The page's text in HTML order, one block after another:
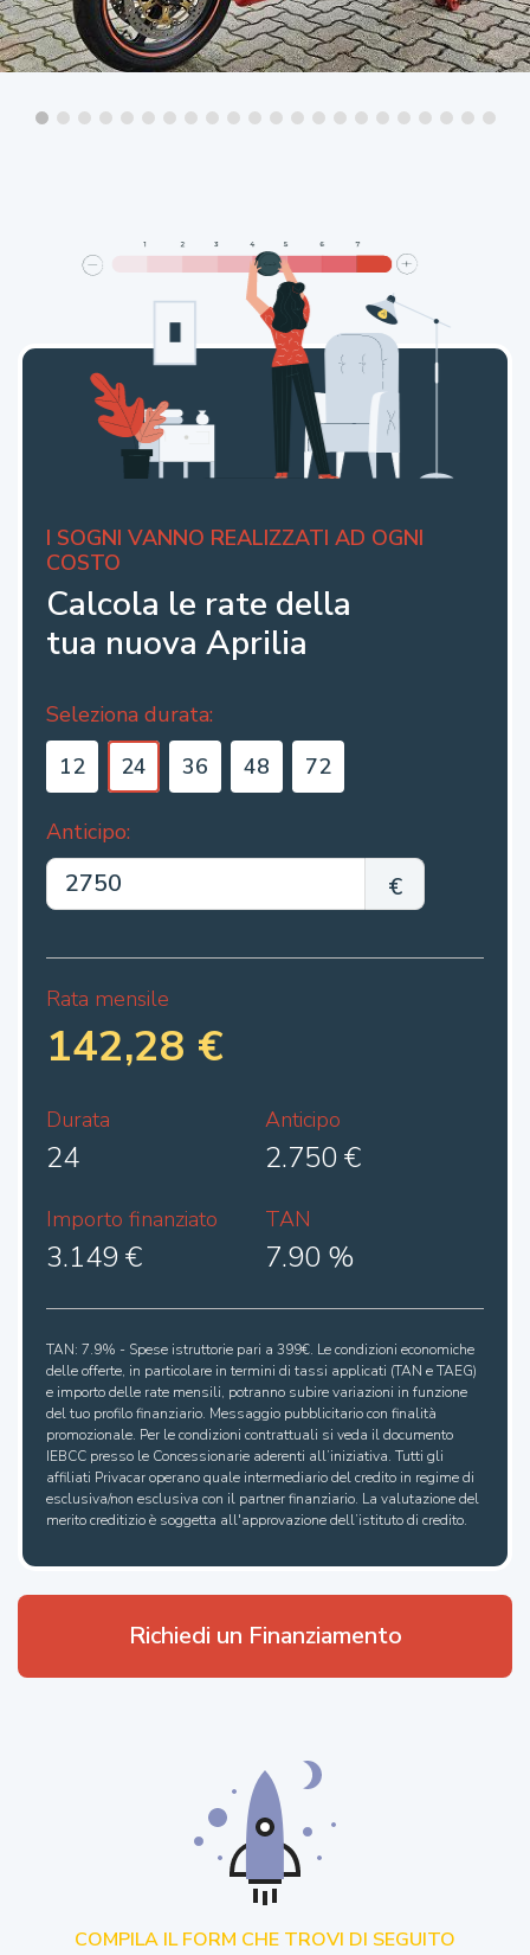
I SOGNI VANNO REALIZZATI AD OGNI
COSTO
Calcola le rate della
tua nuova Aprilia
Seleziona durata:
Anticipo:
€
Rata mensile
142,28 €
Durata
24
Anticipo
2.750 €
Importo finanziato
3.149 €
TAN
7.90 %
TAN: 7.9% - Spese istruttorie pari a 399€. Le condizioni economiche
delle offerte, in particolare in termini di tassi applicati (TAN e TAEG)
e importo delle rate mensili, potranno subire variazioni in funzione
del tuo profilo finanziario. Messaggio pubblicitario con finalità
promozionale. Per le condizioni contrattuali si veda il documento
IEBCC presso le Concessionarie aderenti all’iniziativa. Tutti gli
affiliati Privacar operano quale intermediario del credito in regime di
esclusiva/non esclusiva con il partner finanziario. La valutazione del
merito creditizio è soggetta all'approvazione dell’istituto di credito.
Richiedi un Finanziamento
COMPILA IL FORM CHE TROVI DI SEGUITO